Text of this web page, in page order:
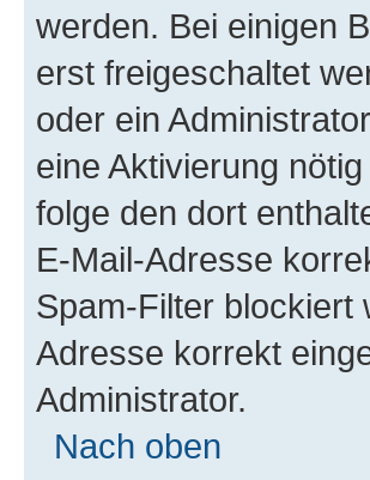
werden. Bei einigen
erst freigeschaltet
oder ein
eine Aktivierung
folge den dort
E-Mail-Adresse
Spam-Filter blockiert
Adresse korrekt
Administrator.
Nach oben